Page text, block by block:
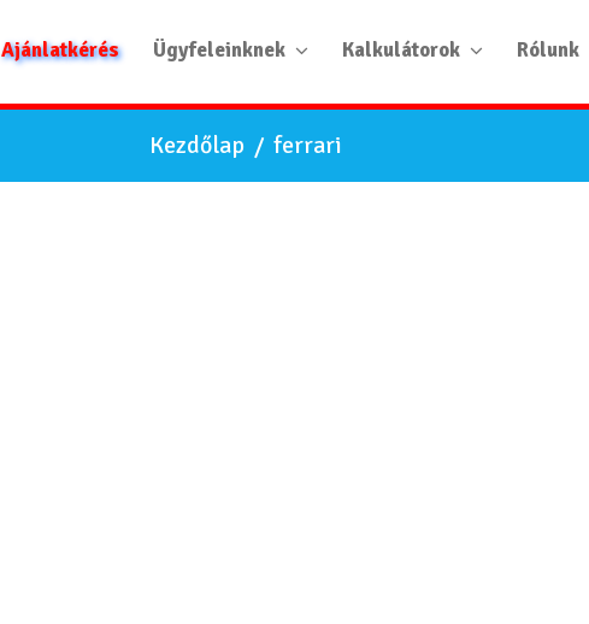
Ajánlatkérés Ügyfeleinknek Kalkulátorok Rólunk
Kezdőlap / ferrari